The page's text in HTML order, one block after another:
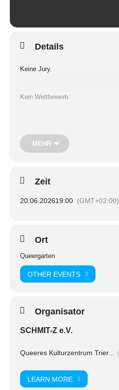
Details
Keine Jury.
Kein Wettbewerb.
Nur Bühne.
Nur Talent.
🗓 20.06.26 oder 14.08.26
⏰ 20-22 Uhr
🎙 10 Minuten pro Act
🎶 Technik vorhanden
Moderation: Teresa Boch
MEHR
Zeit
20.06.202619:00 (GMT+02:00)
Ort
Queergarten
OTHER EVENTS
Organisator
SCHMIT-Z e.V.
Queeres Kulturzentrum Trier...
LEARN MORE